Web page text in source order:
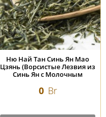
Ню Най Тан Синь Ян Мао
Цзянь (Ворсистые Лезвия из
Синь Ян с Молочным
0 Br